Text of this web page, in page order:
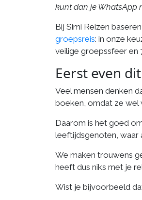
kunt dan je WhatsApp
Bij Simi Reizen
groepsreis: in onze
veilige groepssfeer en
Eerst even
Veel mensen denken
boeken, omdat ze wel
Daarom is het goed
leeftijdsgenoten, waar
We maken trouwens
heeft dus niks met je
Wist je bijvoorbeeld